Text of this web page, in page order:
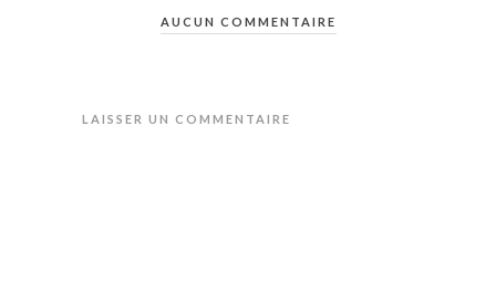
AUCUN COMMENTAIRE
LAISSER UN COMMENTAIRE